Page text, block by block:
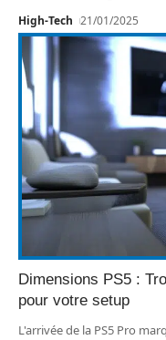
High-Tech 21/01/2025
Dimensions PS5 :
pour votre setup
L'arrivée de la PS5 Pro